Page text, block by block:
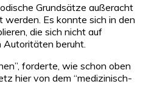
Grundsätze außeracht
Es konnte sich in den
die sich nicht auf
beruht.
forderte, wie schon oben
hier von dem “medizinisch-